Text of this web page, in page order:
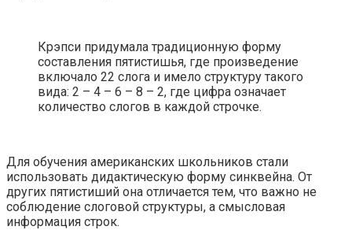
Крэпси придумала традиционную форму
составления пятистишья, где произведение
включало 22 слога и имело структуру такого
вида: 2 – 4 – 6 – 8 – 2, где цифра означает
количество слогов в каждой строчке.
Для обучения американских школьников стали
использовать дидактическую форму синквейна. От
других пятистиший она отличается тем, что важно не
соблюдение слоговой структуры, а смысловая
информация строк.